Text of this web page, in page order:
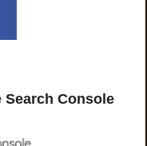
Search Console